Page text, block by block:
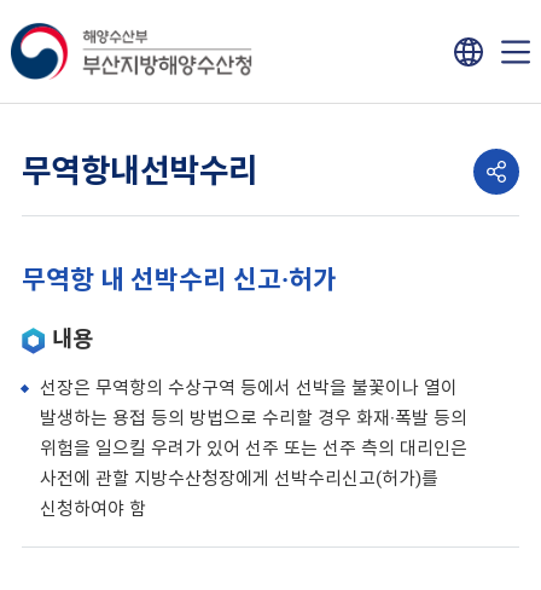
무역항내선박수리
무역항 내 선박수리 신고·허가
내용
선장은 무역항의 수상구역 등에서 선박을 불꽃이나 열이
발생하는 용접 등의 방법으로 수리할 경우 화재·폭발 등의
위험을 일으킬 우려가 있어 선주 또는 선주 측의 대리인은
사전에 관할 지방수산청장에게 선박수리신고(허가)를
신청하여야 함